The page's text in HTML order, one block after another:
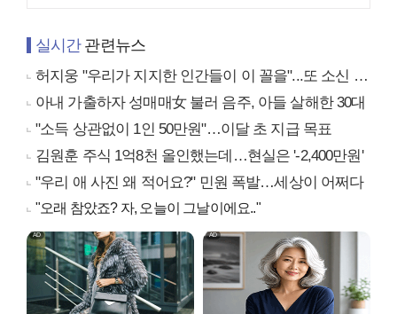
실시간관련뉴스
허지웅 "우리가 지지한 인간들이 이 꼴을"...또 소신 발언
아내 가출하자 성매매女 불러 음주, 아들 살해한 30대
"소득 상관없이 1인 50만원"…이달 초 지급 목표
김원훈 주식 1억8천 올인했는데…현실은 '-2,400만원'
"우리 애 사진 왜 적어요?" 민원 폭발…세상이 어쩌다
"오래 참았죠? 자, 오늘이 그날이에요.."